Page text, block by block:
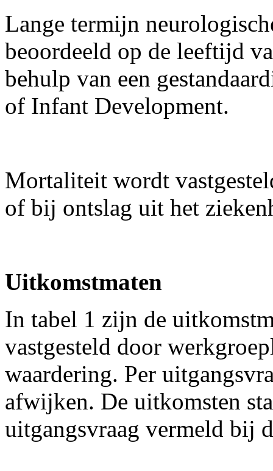
Lange termijn
beoordeeld op de leeftijd
behulp van een
of Infant Development.
Mortaliteit wordt
of bij ontslag uit het
Uitkomstmaten
In tabel 1 zijn de
vastgesteld door
waardering. Per
afwijken. De uitkomsten
uitgangsvraag vermeld bij